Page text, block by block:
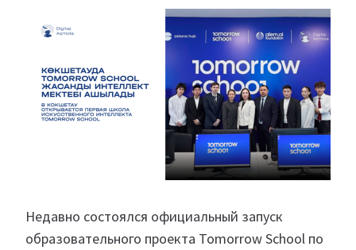
Недавно состоялся официальный запуск
образовательного проекта Tomorrow School по